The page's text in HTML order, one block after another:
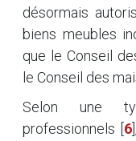
désormais
biens meubles
que le Conseil
le Conseil des
Selon une
professionnels
6